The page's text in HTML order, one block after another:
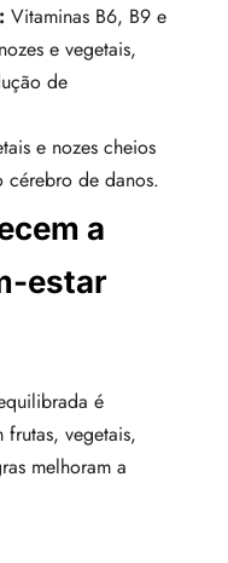
Vitaminas B6, B9 e
e vegetais,
de
e nozes cheios
cérebro de danos.
a
estar
é
vegetais,
melhoram a